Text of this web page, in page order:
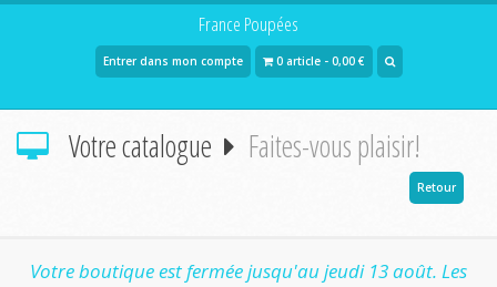
France Poupées
Entrer dans mon compte 0 article - 0,00 €
Votre catalogue Faites-vous plaisir!
Retour
Votre boutique est fermée jusqu'au jeudi 13 août. Les